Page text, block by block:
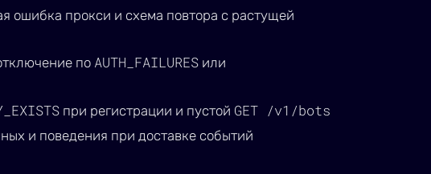
ошибка прокси и схема повтора с растущей
по AUTH_FAILURES или
при регистрации и пустой GET /v1/bots
и поведения при доставке событий